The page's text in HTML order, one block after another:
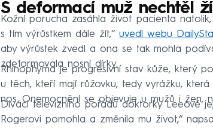
S deformací muž nechtěl
Kožní porucha zasáhla život pacienta
s tím výrůstkem dále žít,“ uvedl webu
aby výrůstek zvedl a ona se tak mohla
zdeformovala nosní dírky.
Rhinophyma je progresivní stav kůže, který
u těch, kteří mají růžovku, tedy vyrážku,
nos. Onemocnění se objevuje u mužů i žen,
Diváci televizního pořadu doktorky Leeové
Rogerovi pomohla a změnila mu život,“